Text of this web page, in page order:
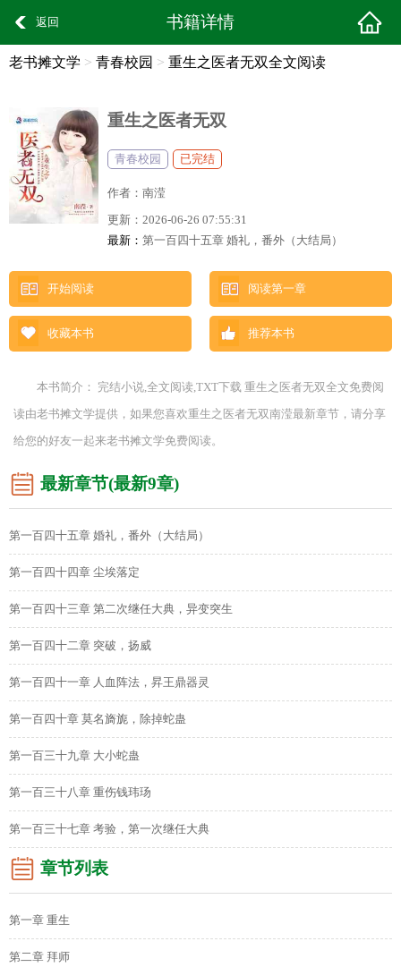
返回 书籍详情
老书摊文学 > 青春校园 > 重生之医者无双全文阅读
重生之医者无双
青春校园 已完结
作者： 南滢
更新： 2026-06-26 07:55:31
最新： 第一百四十五章 婚礼，番外（大结局）
开始阅读 阅读第一章
收藏本书 推荐本书
本书简介： 完结小说,全文阅读,TXT下载 重生之医者无双全文免费阅
读由老书摊文学提供，如果您喜欢重生之医者无双南滢最新章节，请分享
给您的好友一起来老书摊文学免费阅读。
最新章节(最新9章)
第一百四十五章 婚礼，番外（大结局）
第一百四十四章 尘埃落定
第一百四十三章 第二次继任大典，异变突生
第一百四十二章 突破，扬威
第一百四十一章 人血阵法，昇王鼎器灵
第一百四十章 莫名旖旎，除掉蛇蛊
第一百三十九章 大小蛇蛊
第一百三十八章 重伤钱玮玚
第一百三十七章 考验，第一次继任大典
章节列表
第一章 重生
第二章 拜师